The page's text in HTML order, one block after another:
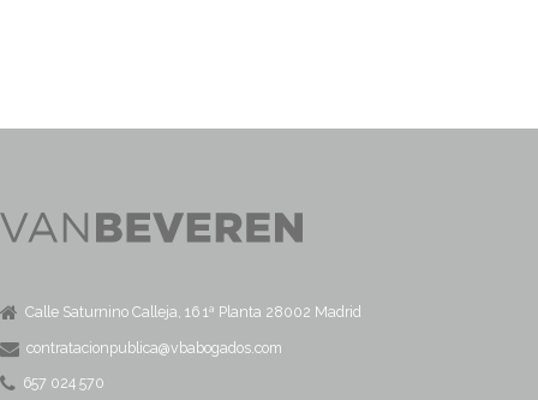
Calle Saturnino Calleja, 16 1ª Planta 28002 Madrid
contratacionpublica@vbabogados.com
657 024 570